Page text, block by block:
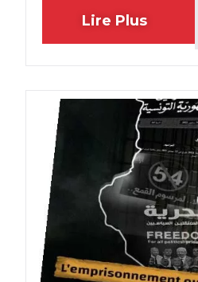
Lire Plus